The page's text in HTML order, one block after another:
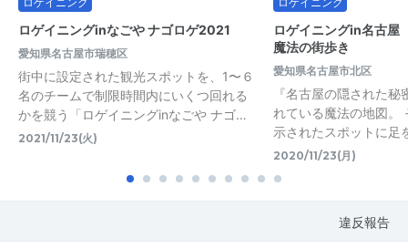
ロゲイニングinなごや ナゴロゲ2021
愛知県名古屋市瑞穂区
街中に設定された観光スポットを、1〜６
名のチームで制限時間内にいくつ回れる
かを競う「ロゲイニングinなごや ナゴ…
2021/11/23(火)
ロゲイニングin名古
魔法の街歩き
愛知県名古屋市北区
『名古屋の隠された
れている魔法の地図。
示されたスポットに
2020/11/23(月)
違反報告